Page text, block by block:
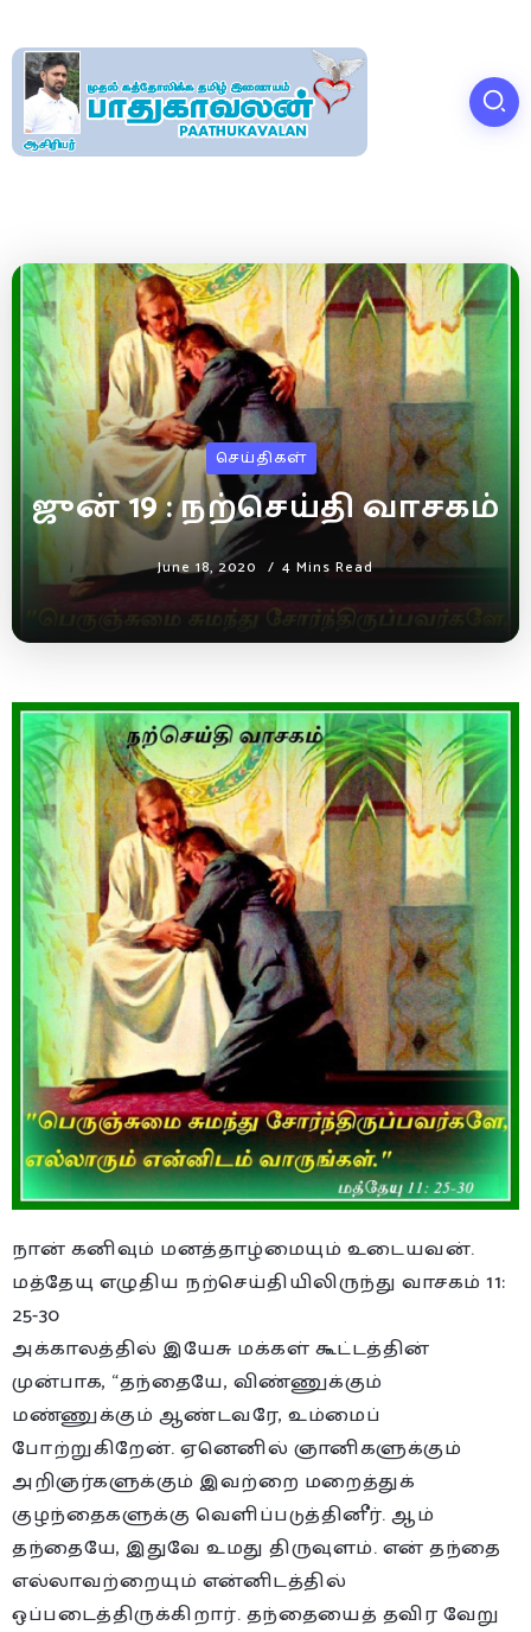
செய்திகள்
ஜுன் 19 : நற்செய்தி வாசகம்
June 18, 2020 4 Mins Read
நான் கனிவும் மனத்தாழ்மையும் உடையவன்.
மத்தேயு எழுதிய நற்செய்தியிலிருந்து வாசகம் 11:
25-30
அக்காலத்தில் இயேசு மக்கள் கூட்டத்தின்
முன்பாக, “தந்தையே, விண்ணுக்கும்
மண்ணுக்கும் ஆண்டவரே, உம்மைப்
போற்றுகிறேன். ஏனெனில் ஞானிகளுக்கும்
அறிஞர்களுக்கும் இவற்றை மறைத்துக்
குழந்தைகளுக்கு வெளிப்படுத்தினீர். ஆம்
தந்தையே, இதுவே உமது திருவுளம். என் தந்தை
எல்லாவற்றையும் என்னிடத்தில்
ஒப்படைத்திருக்கிறார். தந்தையைத் தவிர வேறு